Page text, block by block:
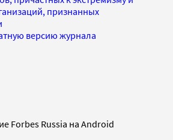
признанных
версию журнала
Forbes Russia на Android